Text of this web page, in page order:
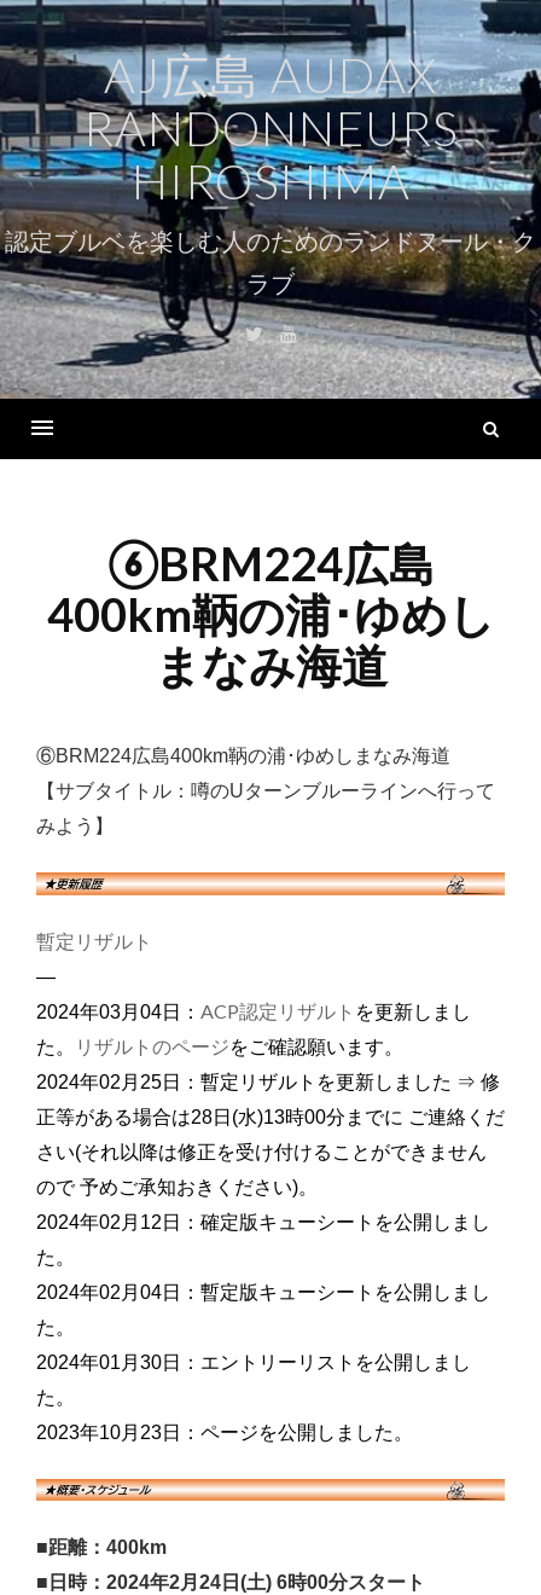
コ
ン
ン
ツ
へ
ス
キ
ッ
プ
AJ広島 AUDAX
RANDONNEURS
HIROSHIMA
認定ブルベを楽しむ人のためのランドヌール・ク
ラブ
TwitterYoutube
⑥BRM224広島
400km鞆の浦･ゆめし
まなみ海道
⑥BRM224広島400km鞆の浦･ゆめしまなみ海道
【サブタイトル：噂のUターンブルーラインへ行って
みよう】
暫定リザルト
—
2024年03月04日： ACP認定リザルト を更新しまし
た。
リザルトのページをご確認願います。
2024年02月25日：暫定リザルトを更新しました ⇒ 修
正等がある場合は28日(水)13時00分までに ご連絡くだ
さい(それ以降は修正を受け付けることができません
ので 予めご承知おきください)。
2024年02月12日：確定版キューシートを公開しまし
た。
2024年02月04日：暫定版キューシートを公開しまし
た。
2024年01月30日：エントリーリストを公開しまし
た。
2023年10月23日：ページを公開しました。
■距離：400km
■日時：2024年2月24日(土) 6時00分スタート